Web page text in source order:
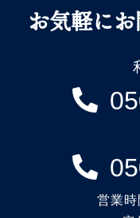
お気軽に
営業